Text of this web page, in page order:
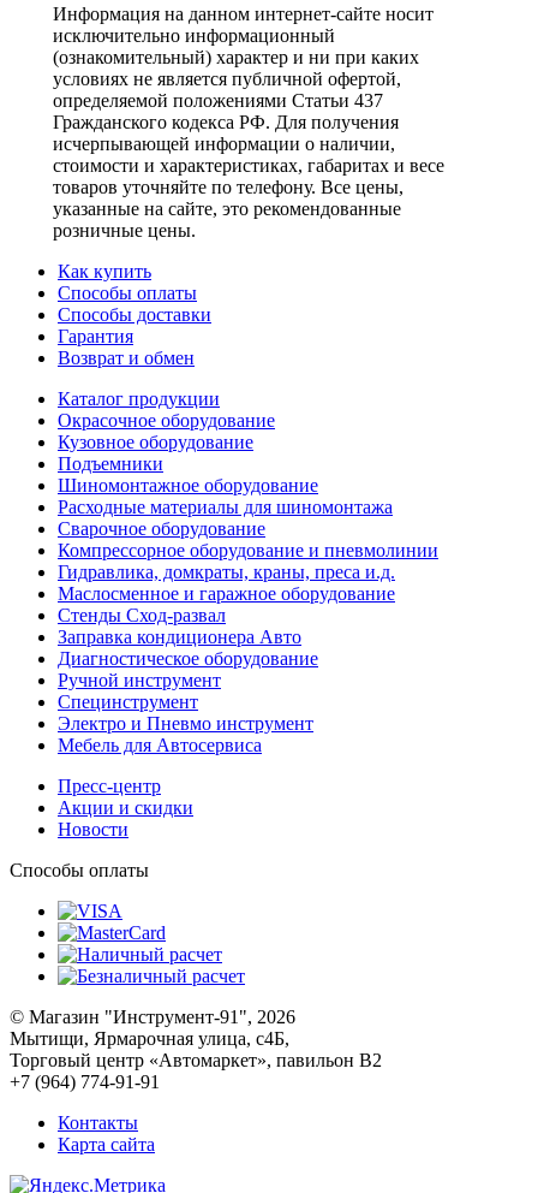
Информация на данном интернет-сайте носит
исключительно информационный
(ознакомительный) характер и ни при каких
условиях не является публичной офертой,
определяемой положениями Статьи 437
Гражданского кодекса РФ. Для получения
исчерпывающей информации о наличии,
стоимости и характеристиках, габаритах и весе
товаров уточняйте по телефону. Все цены,
указанные на сайте, это рекомендованные
розничные цены.
Как купить
Способы оплаты
Способы доставки
Гарантия
Возврат и обмен
Каталог продукции
Окрасочное оборудование
Кузовное оборудование
Подъемники
Шиномонтажное оборудование
Расходные материалы для шиномонтажа
Сварочное оборудование
Компрессорное оборудование и пневмолинии
Гидравлика, домкраты, краны, преса и.д.
Маслосменное и гаражное оборудование
Стенды Сход-развал
Заправка кондиционера Авто
Диагностическое оборудование
Ручной инструмент
Специнструмент
Электро и Пневмо инструмент
Мебель для Автосервиса
Пресс-центр
Акции и скидки
Новости
Способы оплаты
© Магазин "Инструмент-91", 2026
Мытищи, Ярмарочная улица, с4Б,
Торговый центр «Автомаркет», павильон В2
+7 (964) 774-91-91
Контакты
Карта сайта